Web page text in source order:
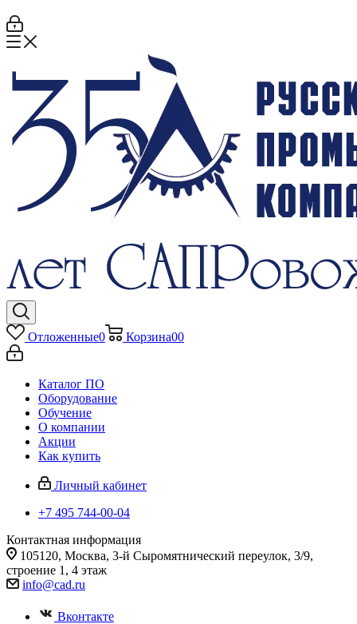
Отложенные0 Корзина00
Каталог ПО
Оборудование
Обучение
О компании
Акции
Как купить
Личный кабинет
+7 495 744-00-04
Контактная информация
105120, Москва, 3-й Сыромятнический переулок, 3/9,
строение 1, 4 этаж
info@cad.ru
Вконтакте